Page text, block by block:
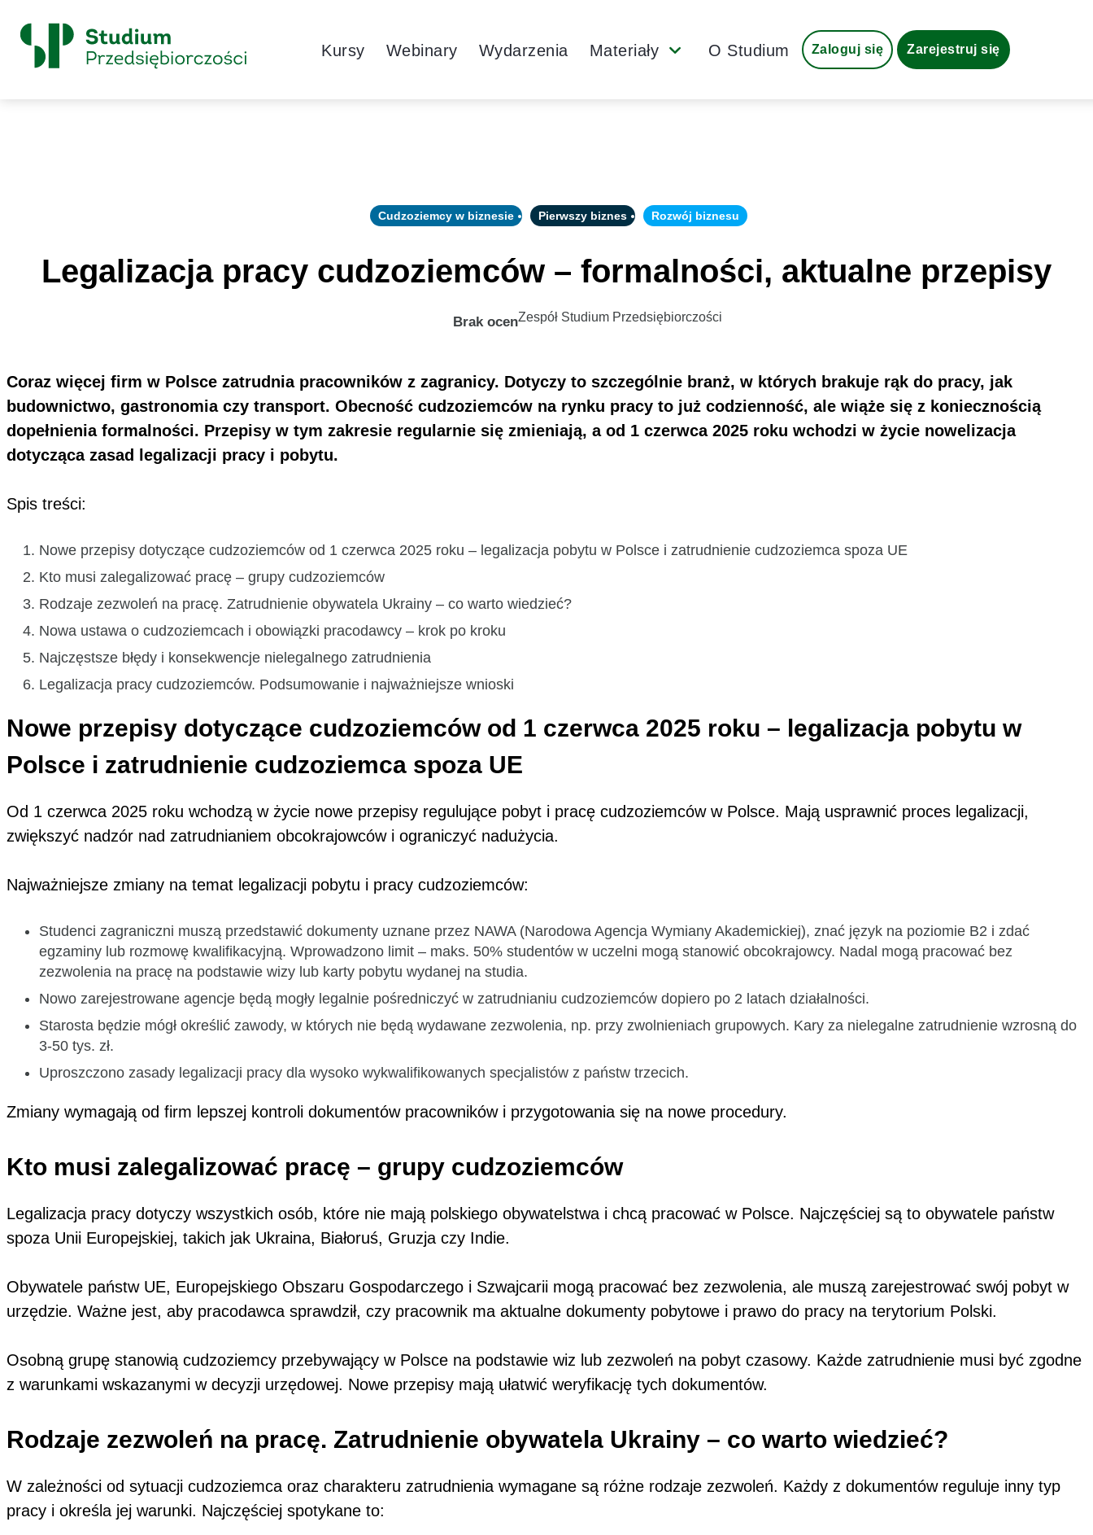
Skip to content
Główne
Logo
Navigation
Kursy Webinary Wydarzenia Materiały SubmenuO Studium Zaloguj się Zarejestruj się
Cudzoziemcy w biznesie Pierwszy biznes Rozwój biznesu
Legalizacja pracy cudzoziemców – formalności, aktualne przepisy
Brak ocenZespół Studium Przedsiębiorczości
Coraz więcej firm w Polsce zatrudnia pracowników z zagranicy. Dotyczy to szczególnie branż, w których brakuje rąk do pracy, jak
budownictwo, gastronomia czy transport. Obecność cudzoziemców na rynku pracy to już codzienność, ale wiąże się z koniecznością
dopełnienia formalności. Przepisy w tym zakresie regularnie się zmieniają, a od 1 czerwca 2025 roku wchodzi w życie nowelizacja
dotycząca zasad legalizacji pracy i pobytu.
Spis treści:
Nowe przepisy dotyczące cudzoziemców od 1 czerwca 2025 roku – legalizacja pobytu w Polsce i zatrudnienie cudzoziemca spoza UE
Kto musi zalegalizować pracę – grupy cudzoziemców
Rodzaje zezwoleń na pracę. Zatrudnienie obywatela Ukrainy – co warto wiedzieć?
Nowa ustawa o cudzoziemcach i obowiązki pracodawcy – krok po kroku
Najczęstsze błędy i konsekwencje nielegalnego zatrudnienia
Legalizacja pracy cudzoziemców. Podsumowanie i najważniejsze wnioski
Nowe przepisy dotyczące cudzoziemców od 1 czerwca 2025 roku – legalizacja pobytu w
Polsce i zatrudnienie cudzoziemca spoza UE
Od 1 czerwca 2025 roku wchodzą w życie nowe przepisy regulujące pobyt i pracę cudzoziemców w Polsce. Mają usprawnić proces legalizacji,
zwiększyć nadzór nad zatrudnianiem obcokrajowców i ograniczyć nadużycia.
Najważniejsze zmiany na temat legalizacji pobytu i pracy cudzoziemców:
Studenci zagraniczni muszą przedstawić dokumenty uznane przez NAWA (Narodowa Agencja Wymiany Akademickiej), znać język na poziomie B2 i zdać
egzaminy lub rozmowę kwalifikacyjną. Wprowadzono limit – maks. 50% studentów w uczelni mogą stanowić obcokrajowcy. Nadal mogą pracować bez
zezwolenia na pracę na podstawie wizy lub karty pobytu wydanej na studia.
Nowo zarejestrowane agencje będą mogły legalnie pośredniczyć w zatrudnianiu cudzoziemców dopiero po 2 latach działalności.
Starosta będzie mógł określić zawody, w których nie będą wydawane zezwolenia, np. przy zwolnieniach grupowych. Kary za nielegalne zatrudnienie wzrosną do
3-50 tys. zł.
Uproszczono zasady legalizacji pracy dla wysoko wykwalifikowanych specjalistów z państw trzecich.
Zmiany wymagają od firm lepszej kontroli dokumentów pracowników i przygotowania się na nowe procedury.
Kto musi zalegalizować pracę – grupy cudzoziemców
Legalizacja pracy dotyczy wszystkich osób, które nie mają polskiego obywatelstwa i chcą pracować w Polsce. Najczęściej są to obywatele państw
spoza Unii Europejskiej, takich jak Ukraina, Białoruś, Gruzja czy Indie.
Obywatele państw UE, Europejskiego Obszaru Gospodarczego i Szwajcarii mogą pracować bez zezwolenia, ale muszą zarejestrować swój pobyt w
urzędzie. Ważne jest, aby pracodawca sprawdził, czy pracownik ma aktualne dokumenty pobytowe i prawo do pracy na terytorium Polski.
Osobną grupę stanowią cudzoziemcy przebywający w Polsce na podstawie wiz lub zezwoleń na pobyt czasowy. Każde zatrudnienie musi być zgodne
z warunkami wskazanymi w decyzji urzędowej. Nowe przepisy mają ułatwić weryfikację tych dokumentów.
Rodzaje zezwoleń na pracę. Zatrudnienie obywatela Ukrainy – co warto wiedzieć?
W zależności od sytuacji cudzoziemca oraz charakteru zatrudnienia wymagane są różne rodzaje zezwoleń. Każdy z dokumentów reguluje inny typ
pracy i określa jej warunki. Najczęściej spotykane to: